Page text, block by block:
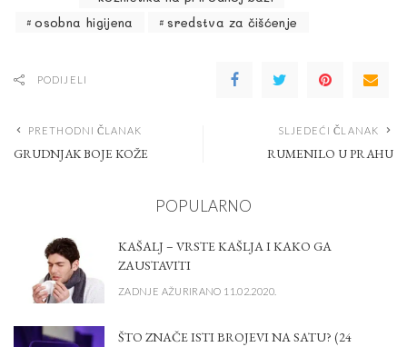
osobna higijena
sredstva za čišćenje
PODIJELI
PRETHODNI ČLANAK
GRUDNJAK BOJE KOŽE
SLJEDEĆI ČLANAK
RUMENILO U PRAHU
POPULARNO
KAŠALJ – VRSTE KAŠLJA I KAKO GA
ZAUSTAVITI
ZADNJE AŽURIRANO 11.02.2020.
ŠTO ZNAČE ISTI BROJEVI NA SATU? (24